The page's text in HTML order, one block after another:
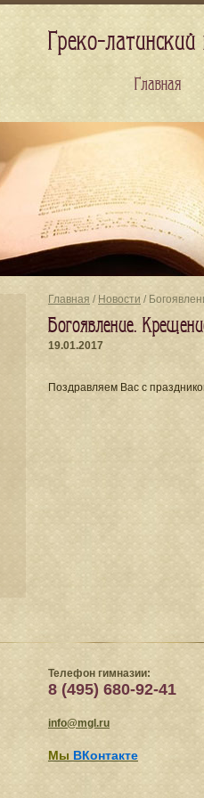
Главная / Новости /
Богоявление.
19.01.2017
Поздравляем Вас с
Телефон гимназии:
8 (495) 680-92-41
info@mgl.ru
Мы ВКонтакте
Греко-
Главная